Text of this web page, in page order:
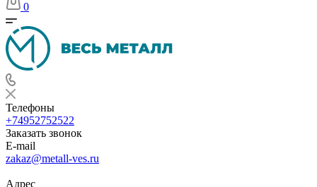
0
Телефоны
+74952752522
Заказать звонок
E-mail
zakaz@metall-ves.ru
Адрес